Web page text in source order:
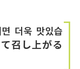
더욱 맛있습
召し上がる